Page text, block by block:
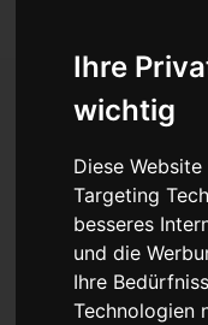
Ihre
wichtig
Diese
Targeting
besseres
und die
Ihre
Technologien
RFK Jr.